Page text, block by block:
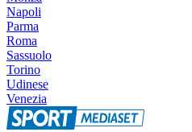
Napoli
Parma
Roma
Sassuolo
Torino
Udinese
Venezia